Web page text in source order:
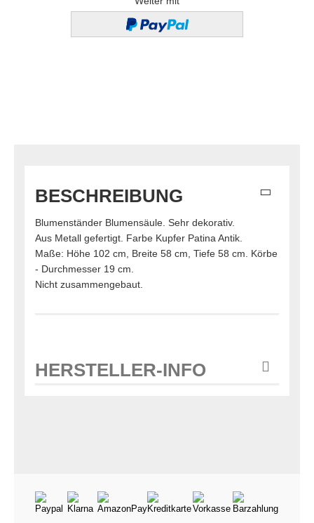
BESCHREIBUNG
Blumenständer Blumensäule. Sehr dekorativ.
Aus Metall gefertigt. Farbe Kupfer Patina Antik.
Maße: Höhe 102 cm, Breite 58 cm, Tiefe 58 cm. Körbe
- Durchmesser 19 cm.
Nicht zusammengebaut.
HERSTELLER-INFO